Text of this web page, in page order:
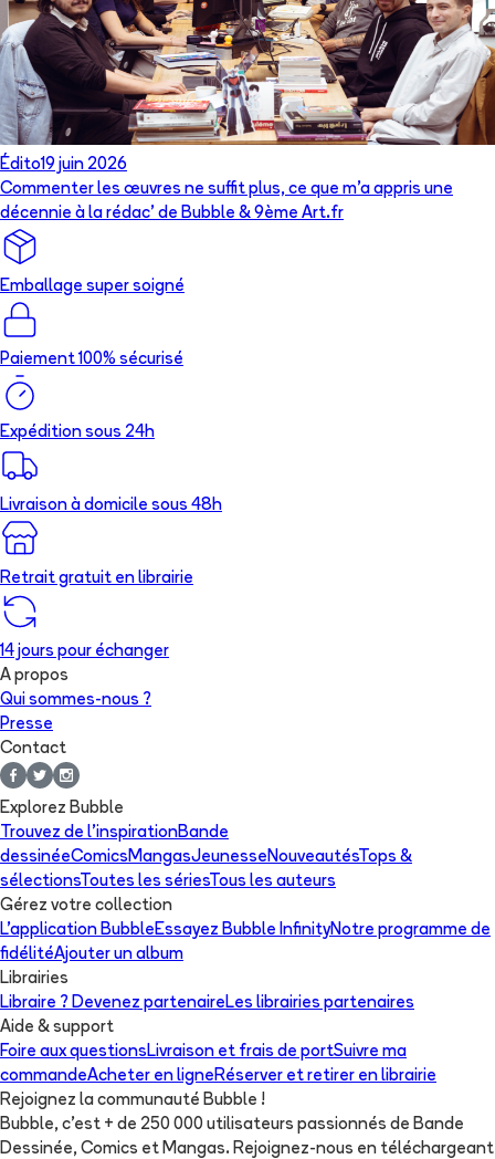
Édito19 juin 2026
Commenter les œuvres ne suffit plus, ce que m’a appris une
décennie à la rédac’ de Bubble & 9ème Art.fr
Emballage super soigné
Paiement 100% sécurisé
Expédition sous 24h
Livraison à domicile sous 48h
Retrait gratuit en librairie
14 jours pour échanger
A propos
Qui sommes-nous ?
Presse
Contact
Explorez Bubble
Trouvez de l'inspirationBande
dessinéeComics MangasJeunesse NouveautésTops &
sélectionsToutes les sériesTous les auteurs
Gérez votre collection
L'application Bubble Essayez Bubble InfinityNotre programme de
fidélitéAjouter un album
Librairies
Libraire ? Devenez partenaire Les librairies partenaires
Aide & support
Foire aux questions Livraison et frais de portSuivre ma
commandeAcheter en ligne Réserver et retirer en librairie
Rejoignez la communauté Bubble !
Bubble, c'est + de 250 000 utilisateurs passionnés de Bande
Dessinée, Comics et Mangas. Rejoignez-nous en téléchargeant